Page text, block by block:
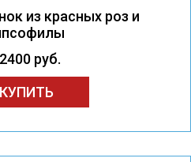
из красных роз и
руб.
КУПИТЬ